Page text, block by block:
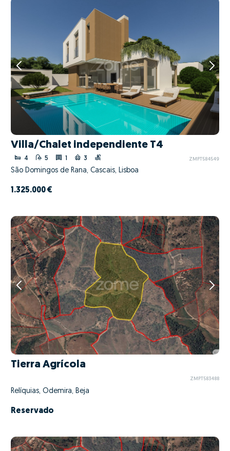
Villa/Chalet independiente T4
4 5 1 3 ZMPT584549
São Domingos de Rana, Cascais, Lisboa
1.325.000 €
Tierra Agrícola
ZMPT583488
Relíquias, Odemira, Beja
Reservado